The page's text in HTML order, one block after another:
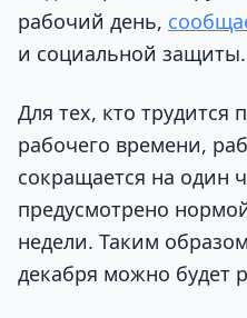
рабочий день,
и социальной защиты.
Для тех, кто трудится
рабочего времени,
сокращается на один
предусмотрено
недели. Таким
декабря можно будет